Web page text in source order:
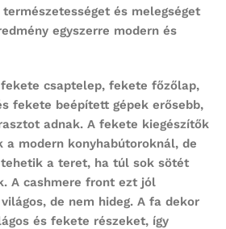
és melegséget
egyszerre modern és
csaptelep, fekete főzőlap,
fekete beépített gépek erősebb,
adnak. A fekete kiegészítők
a modern konyhabútoroknál, de
a teret, ha túl sok sötét
A cashmere front ezt jól
de nem hideg. A fa dekor
és fekete részeket, így